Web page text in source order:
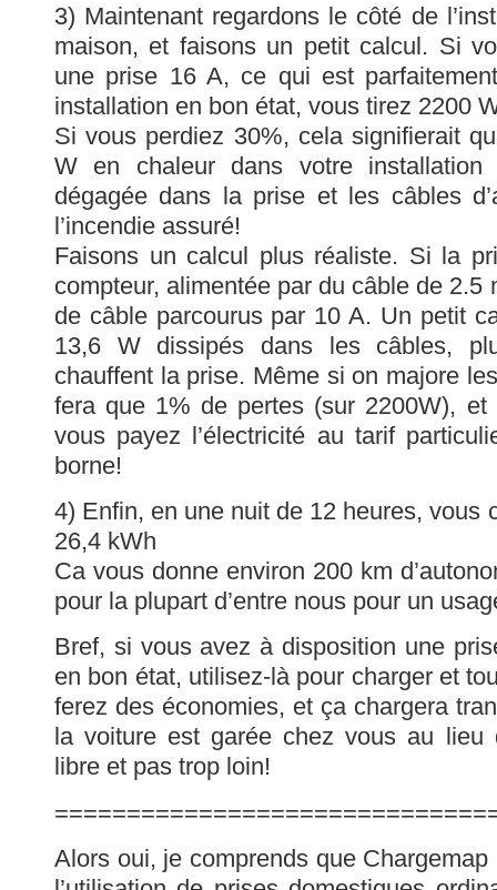
3) Maintenant regardons le côté de
maison, et faisons un petit calcul. Si
une prise 16 A, ce qui est
installation en bon état, vous tirez 2200
Si vous perdiez 30%, cela signifierait
W en chaleur dans votre installation
dégagée dans la prise et les câbles
l’incendie assuré!
Faisons un calcul plus réaliste. Si la
compteur, alimentée par du câble de 2.5
de câble parcourus par 10 A. Un petit
13,6 W dissipés dans les câbles,
chauffent la prise. Même si on majore
fera que 1% de pertes (sur 2200W),
vous payez l’électricité au tarif
borne!
4) Enfin, en une nuit de 12 heures, vous
26,4 kWh
Ca vous donne environ 200 km
pour la plupart d’entre nous pour un
Bref, si vous avez à disposition une
en bon état, utilisez-là pour charger et
ferez des économies, et ça chargera
la voiture est garée chez vous au lieu
libre et pas trop loin!
Alors oui, je comprends que